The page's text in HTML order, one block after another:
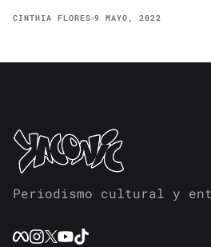
CINTHIA FLORES 9 MAYO, 2022
Periodismo cultural y